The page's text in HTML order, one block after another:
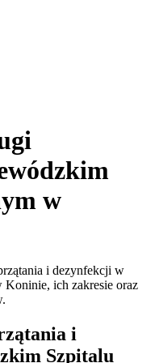
w
i dezynfekcji w
ich zakresie oraz
i
Szpitalu